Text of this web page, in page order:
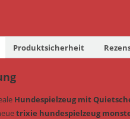
Produktsicherheit
Hundespielzeug mit
trixie hundespielzeug